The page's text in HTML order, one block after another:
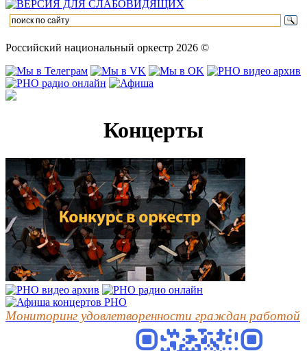
Российский национальный оркестр 2026 ©
Концерты
Мониторинг удовлетворенности граждан работой